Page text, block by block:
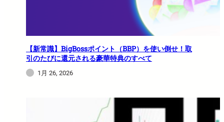
【新常識】BigBossポイント（BBP）を使い倒せ！取
引のたびに還元される豪華特典のすべて
1月 26, 2026